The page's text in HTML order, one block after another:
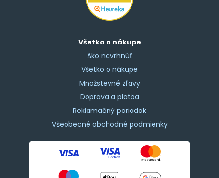
Všetko o nákupe
Ako navrhnúť
Všetko o nákupe
Množstevné zľavy
Doprava a platba
Reklamačný poriadok
Všeobecné obchodné podmienky